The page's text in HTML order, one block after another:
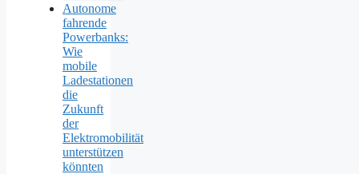
Autonome
fahrende
Powerbanks:
Wie
mobile
Ladestationen
die
Zukunft
der
Elektromobilität
unterstützen
könnten